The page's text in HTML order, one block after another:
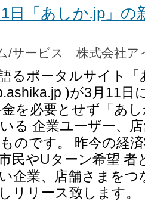
日「あしか.jp」
ム/サービス 株式会社
るポータルサイト
)が3月11日
を必要とせず「あ
る 企業ユーザー、
のです。 昨今の経
民やUターン希望 者
企業、店舗さまを
リリース致します。